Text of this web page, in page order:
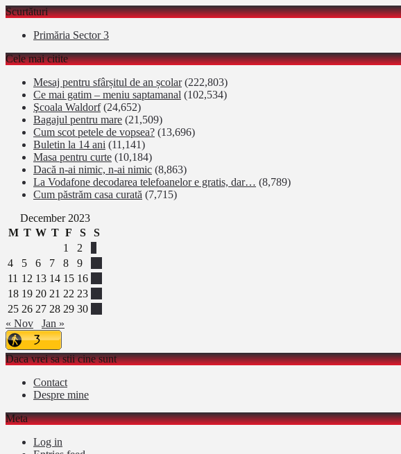
Scurtături
Primăria Sector 3
Cele mai citite
Mesaj pentru sfârșitul de an școlar (222,803)
Ce mai gatim – meniu saptamanal (102,534)
Şcoala Waldorf (24,652)
Bagajul pentru mare (21,509)
Cum scot petele de vopsea? (13,696)
Buletin la 14 ani (11,141)
Masa pentru curte (10,184)
Dacă n-ai nimic, n-ai nimic (8,863)
La Vodafone decodarea telefoanelor e gratis, dar… (8,789)
Cum păstrăm casa curată (7,715)
December 2023
M T W T F S
S
1
2
4
5 6 7 8 9
11 12 13 14 15 16
18 19 20 21 22 23
25 26 27 28 29 30
« Nov
Jan »
Daca vrei sa stii cine sunt
Contact
Despre mine
Meta
Log in